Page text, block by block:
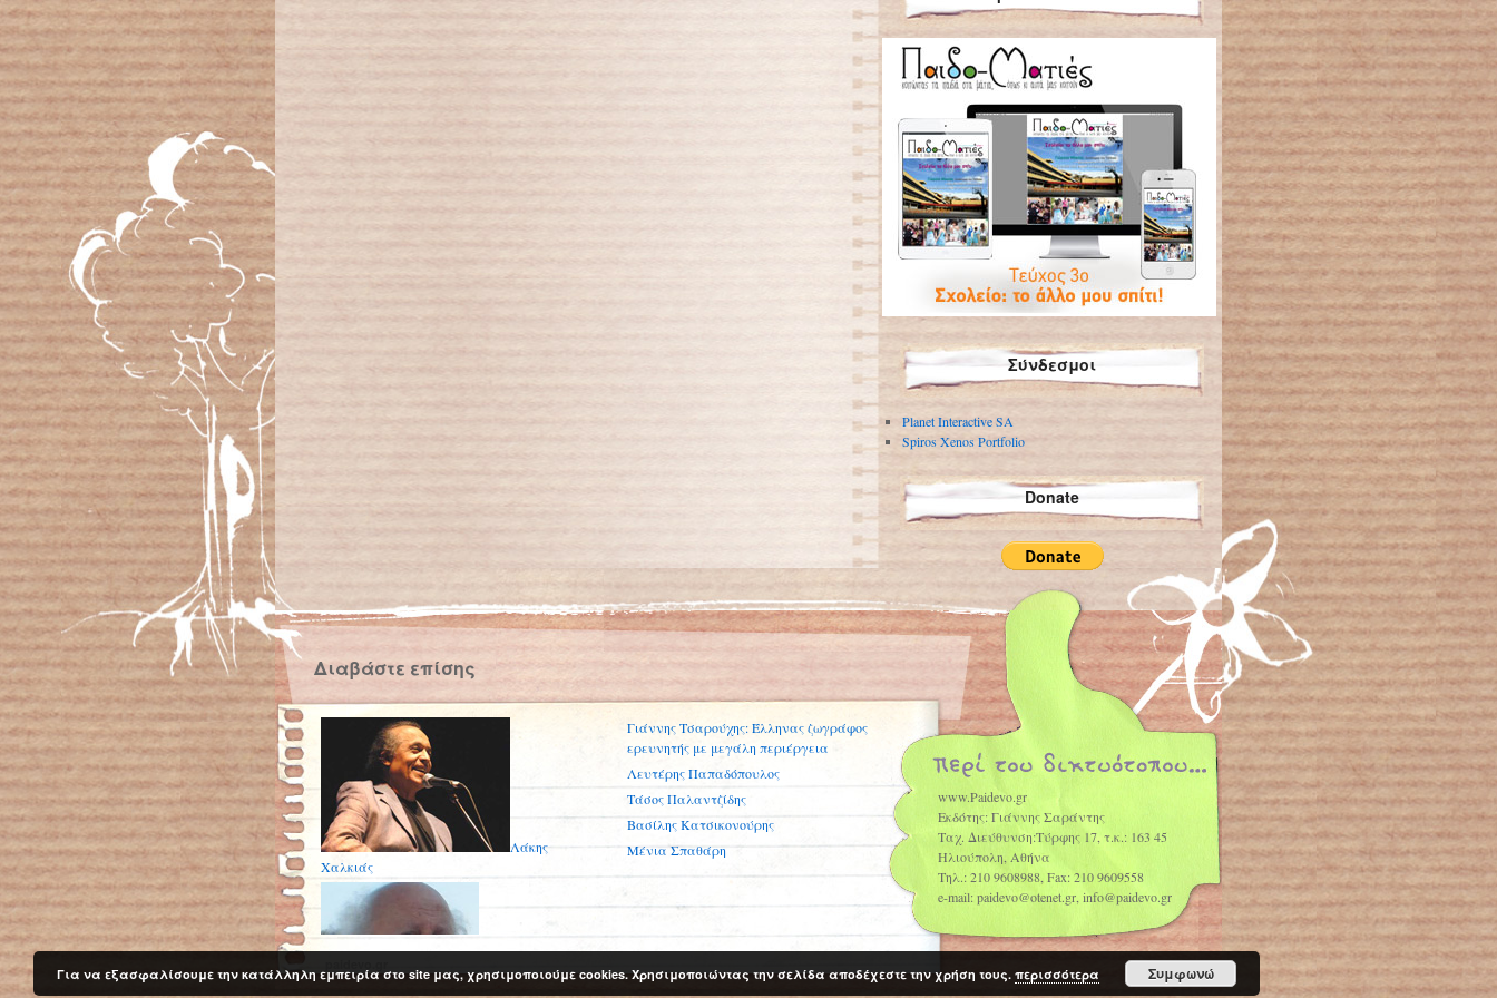
Σύνδεσμοι
Planet Interactive SA
Spiros Xenos Portfolio
Donate
Διαβάστε επίσης
Λάκης
Χαλκιάς
Γιάννης Τσαρούχης: Έλληνας ζωγράφος
ερευνητής με μεγάλη περιέργεια
Λευτέρης Παπαδόπουλος
Τάσος Παλαντζίδης
Βασίλης Κατσικονούρης
Μένια Σπαθάρη
www.Paidevo.gr
Εκδότης: Γιάννης Σαράντης
Ταχ. Διεύθυνση:Τύρφης 17, τ.κ.: 163 45
Ηλιούπολη, Αθήνα
Τηλ.: 210 9608988, Fax: 210 9609558
e-mail: paidevo@otenet.gr, info@paidevo.gr
Για να εξασφαλίσουμε την κατάλληλη εμπειρία στο site μας, χρησιμοποιούμε cookies. Χρησιμοποιώντας την σελίδα αποδέχεστε την χρήση τους. περισσότερα Συμφωνώ